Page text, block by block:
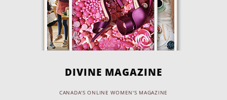
DIVINE MAGAZINE
CANADA'S ONLINE WOMEN'S MAGAZINE